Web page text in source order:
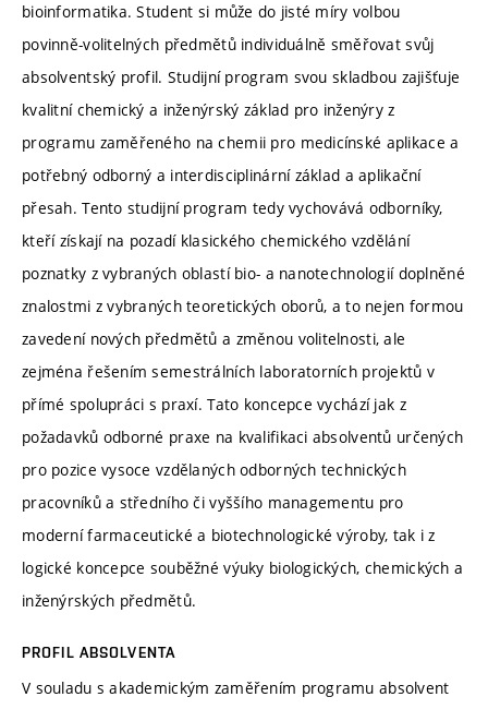
bioinformatika. Student si může do jisté míry volbou
povinně-volitelných předmětů individuálně směřovat svůj
absolventský profil. Studijní program svou skladbou zajišťuje
kvalitní chemický a inženýrský základ pro inženýry z
programu zaměřeného na chemii pro medicínské aplikace a
potřebný odborný a interdisciplinární základ a aplikační
přesah. Tento studijní program tedy vychovává odborníky,
kteří získají na pozadí klasického chemického vzdělání
poznatky z vybraných oblastí bio- a nanotechnologií doplněné
znalostmi z vybraných teoretických oborů, a to nejen formou
zavedení nových předmětů a změnou volitelnosti, ale
zejména řešením semestrálních laboratorních projektů v
přímé spolupráci s praxí. Tato koncepce vychází jak z
požadavků odborné praxe na kvalifikaci absolventů určených
pro pozice vysoce vzdělaných odborných technických
pracovníků a středního či vyššího managementu pro
moderní farmaceutické a biotechnologické výroby, tak i z
logické koncepce souběžné výuky biologických, chemických a
inženýrských předmětů.
PROFIL ABSOLVENTA
V souladu s akademickým zaměřením programu absolvent